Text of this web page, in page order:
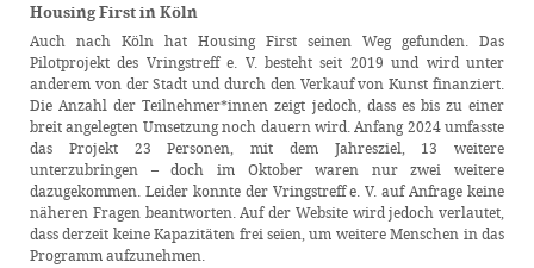
Housing First in Köln
Auch nach Köln hat Housing First seinen Weg gefunden. Das
Pilotprojekt des Vringstreff e. V. besteht seit 2019 und wird unter
anderem von der Stadt und durch den Verkauf von Kunst finanziert.
Die Anzahl der Teilnehmer*innen zeigt jedoch, dass es bis zu einer
breit angelegten Umsetzung noch dauern wird. Anfang 2024 umfasste
das Projekt 23 Personen, mit dem Jahresziel, 13 weitere
unterzubringen – doch im Oktober waren nur zwei weitere
dazugekommen. Leider konnte der Vringstreff e. V. auf Anfrage keine
näheren Fragen beantworten. Auf der Website wird jedoch verlautet,
dass derzeit keine Kapazitäten frei seien, um weitere Menschen in das
Programm aufzunehmen.